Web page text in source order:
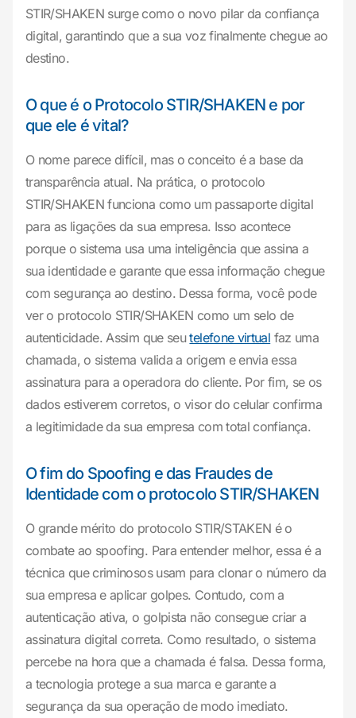
STIR/SHAKEN surge como o novo pilar da confiança
digital, garantindo que a sua voz finalmente chegue ao
destino.
O que é o Protocolo STIR/SHAKEN e por
que ele é vital?
O nome parece difícil, mas o conceito é a base da
transparência atual. Na prática, o protocolo
STIR/SHAKEN funciona como um passaporte digital
para as ligações da sua empresa. Isso acontece
porque o sistema usa uma inteligência que assina a
sua identidade e garante que essa informação chegue
com segurança ao destino. Dessa forma, você pode
ver o protocolo STIR/SHAKEN como um selo de
autenticidade. Assim que seutelefone virtual faz uma
chamada, o sistema valida a origem e envia essa
assinatura para a operadora do cliente. Por fim, se os
dados estiverem corretos, o visor do celular confirma
a legitimidade da sua empresa com total confiança.
O fim do Spoofing e das Fraudes de
Identidade com o protocolo STIR/SHAKEN
O grande mérito do protocolo STIR/STAKEN é o
combate ao spoofing. Para entender melhor, essa é a
técnica que criminosos usam para clonar o número da
sua empresa e aplicar golpes. Contudo, com a
autenticação ativa, o golpista não consegue criar a
assinatura digital correta. Como resultado, o sistema
percebe na hora que a chamada é falsa. Dessa forma,
a tecnologia protege a sua marca e garante a
segurança da sua operação de modo imediato.